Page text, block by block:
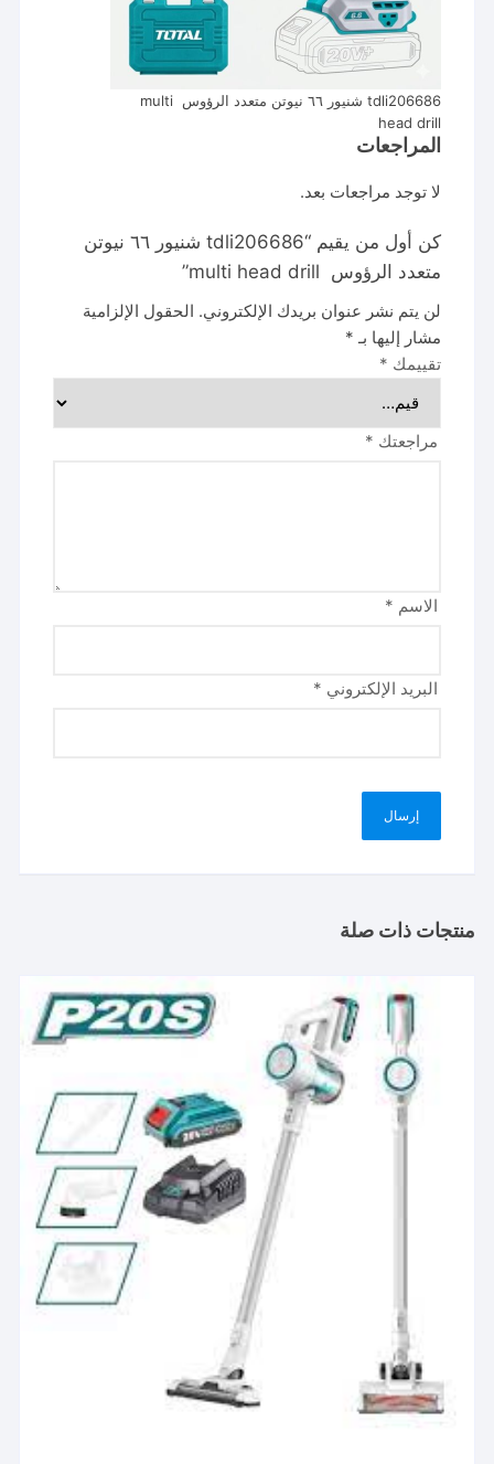
tdli206686 شنيور ٦٦ نيوتن متعدد الرؤوس multi
head drill
المراجعات
لا توجد مراجعات بعد.
كن أول من يقيم “tdli206686 شنيور ٦٦ نيوتن
متعدد الرؤوس multi head drill”
لن يتم نشر عنوان بريدك الإلكتروني. الحقول الإلزامية
مشار إليها بـ *
تقييمك *
مراجعتك *
الاسم *
البريد الإلكتروني *
منتجات ذات صلة